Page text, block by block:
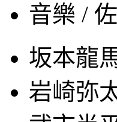
音樂 /
坂本龍
岩崎弥